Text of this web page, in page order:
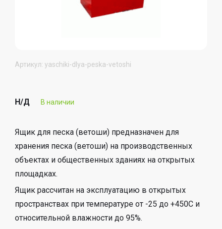
Артикул: yaschiki-dlya-peska-vetoshi
Н/Д В наличии
Ящик для песка (ветоши) предназначен для
хранения песка (ветоши) на производственных
объектах и общественных зданиях на открытых
площадках.
Ящик рассчитан на эксплуатацию в открытых
пространствах при температуре от -25 до +450С и
относительной влажности до 95%.